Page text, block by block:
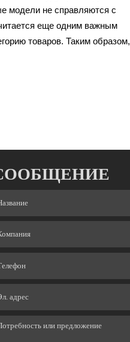
модели не справляются с
еще одним важным
товаров. Таким образом,